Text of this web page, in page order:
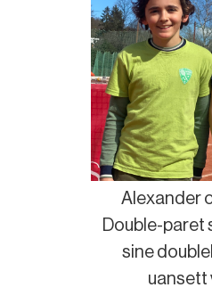
Alexander
Double-paret
sine
uansett